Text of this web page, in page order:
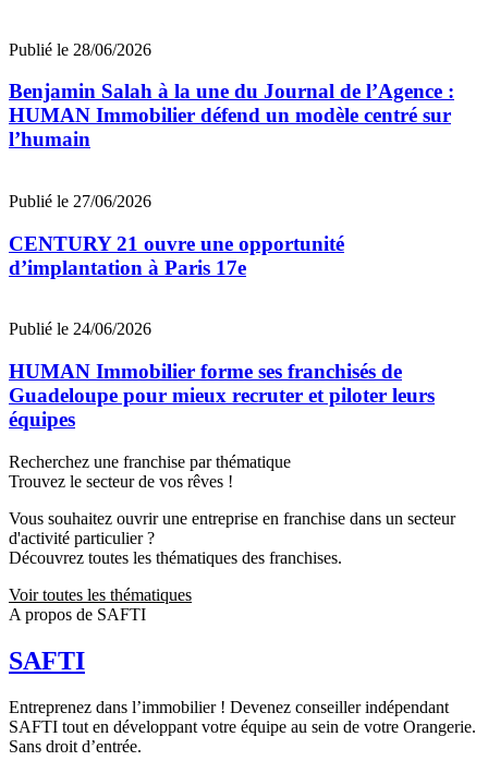
Publié le 28/06/2026
Benjamin Salah à la une du Journal de l’Agence :
HUMAN Immobilier défend un modèle centré sur
l’humain
Publié le 27/06/2026
CENTURY 21 ouvre une opportunité
d’implantation à Paris 17e
Publié le 24/06/2026
HUMAN Immobilier forme ses franchisés de
Guadeloupe pour mieux recruter et piloter leurs
équipes
Recherchez une franchise par thématique
Trouvez le secteur de vos rêves !
Vous souhaitez ouvrir une entreprise en franchise dans un secteur
d'activité particulier ?
Découvrez toutes les thématiques des franchises.
Voir toutes les thématiques
A propos de SAFTI
SAFTI
Entreprenez dans l’immobilier ! Devenez conseiller indépendant
SAFTI tout en développant votre équipe au sein de votre Orangerie.
Sans droit d’entrée.